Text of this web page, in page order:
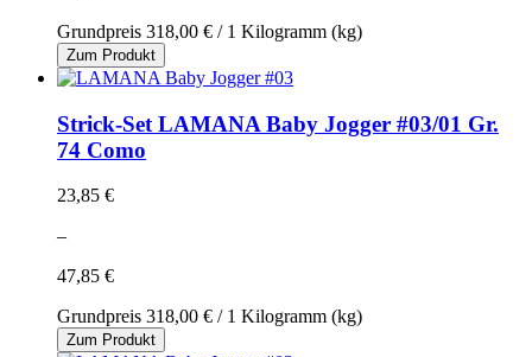
Grundpreis 318,00 € / 1 Kilogramm (kg)
Zum Produkt
Strick-Set LAMANA Baby Jogger #03/01 Gr.
74 Como
23,85 €
–
47,85 €
Grundpreis 318,00 € / 1 Kilogramm (kg)
Zum Produkt